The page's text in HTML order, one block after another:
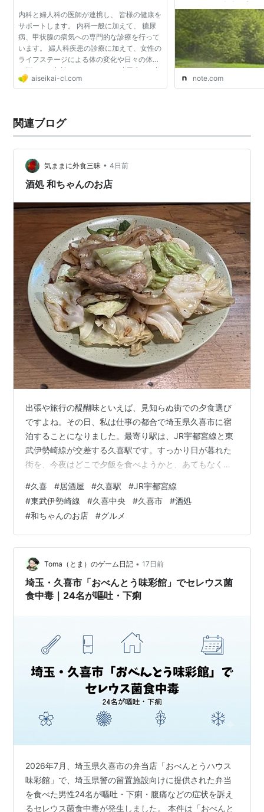
内科と婦人科の医師が連携し、 皆様の健康を
サポートします。 内科一般に加えて、 糖尿
病、甲状腺の病気への専門的な診療を行って
います。 婦人科疾患の診療に加えて、女性の
ライフステージによる体の変化や日々の体調
の悩みもご相談いただけます。 糖尿病のご相
談 □のどが渇く、トイレの回数が増えた □体
aiseikai-cl.com
う）
note.com
関連ブログ
気ままに外食三昧 • 4日前
酒処 和ちゃんのお店
出張や旅行の醍醐味といえば、見知らぬ街での夕食選び
ですよね。その日、私は仕事の都合で埼玉県久喜市に宿
泊することになりました。最寄り駅は、JR宇都宮線と東
武伊勢崎線が交差する久喜駅です。すっかり日が暮れた
街を、今夜はどこで夕飯を食べようかと、あてもなく散
丁目の路地を歩いていると、暗がりにぽっと灯る赤ちょ
うちんが目に飛び込んできました。どこか懐かしく、吸
い寄せられるような佇まいです。看板には「酒処 和ちゃ
んのお店」とありました。一見（いちげん）の客には少
しだけ勇気がいる佇まいでしたが、不思議と「ここは良
いお店に違いない」という直感が働き、思い切っ…
#久喜 #居酒屋 #久喜駅 #JR宇都宮線
#東武伊勢崎線 #久喜中央 #久喜市 #酒処
#和ちゃんのお店 #グルメ
Toma（とま）のゲーム日記 • 17日前
埼玉・久喜市「おべんとう味彩館」でセレウス菌
食中毒｜24名が嘔吐・下痢
2026年7月、埼玉県久喜市の弁当店「おべんとうハウス
味彩館」で、埼玉県警の留置施設向けに提供された弁当
を食べた男性24名が嘔吐・下痢・腹痛などの症状を訴え
るセレウス菌食中毒が発生しました。 本件は「おべんと